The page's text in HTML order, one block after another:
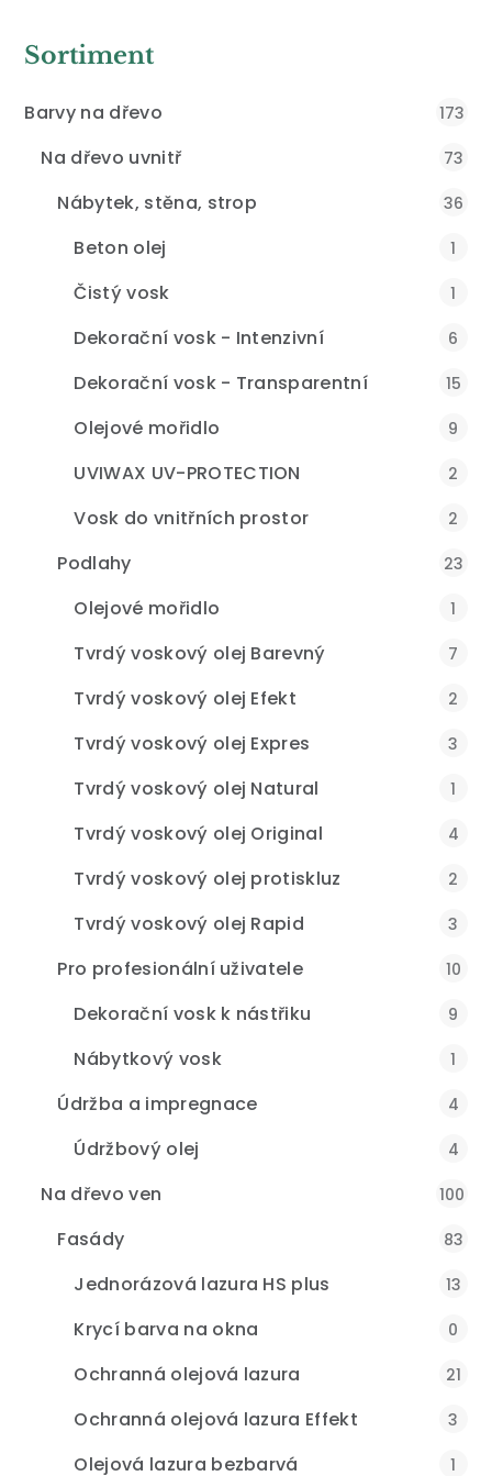
Sortiment
Barvy na dřevo 173
Na dřevo uvnitř 73
Nábytek, stěna, strop 36
Beton olej 1
Čistý vosk 1
Dekorační vosk - Intenzivní 6
Dekorační vosk - Transparentní 15
Olejové mořidlo 9
UVIWAX UV-PROTECTION 2
Vosk do vnitřních prostor 2
Podlahy 23
Olejové mořidlo 1
Tvrdý voskový olej Barevný 7
Tvrdý voskový olej Efekt 2
Tvrdý voskový olej Expres 3
Tvrdý voskový olej Natural 1
Tvrdý voskový olej Original 4
Tvrdý voskový olej protiskluz 2
Tvrdý voskový olej Rapid 3
Pro profesionální uživatele 10
Dekorační vosk k nástřiku 9
Nábytkový vosk 1
Údržba a impregnace 4
Údržbový olej 4
Na dřevo ven 100
Fasády 83
Jednorázová lazura HS plus 13
Krycí barva na okna 0
Ochranná olejová lazura 21
Ochranná olejová lazura Effekt 3
Olejová lazura bezbarvá 1